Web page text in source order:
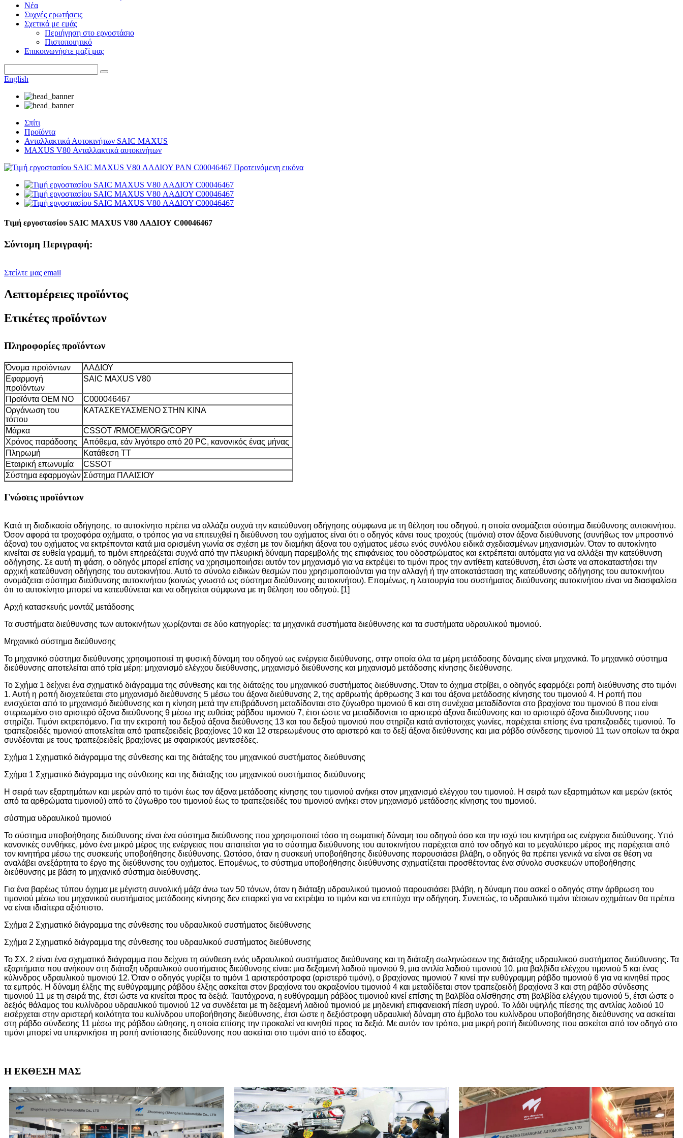
Νέα
Συχνές ερωτήσεις
Σχετικά με εμάς
Περιήγηση στο εργοστάσιο
Πιστοποιητικό
Επικοινωνήστε μαζί μας
English
Σπίτι
Προϊόντα
Ανταλλακτικά Αυτοκινήτων SAIC MAXUS
MAXUS V80 Ανταλλακτικά αυτοκινήτων
Τιμή εργοστασίου SAIC MAXUS V80 ΛΑΔΙΟΥ C00046467
Σύντομη Περιγραφή:
Στείλτε μας email
Λεπτομέρειες προϊόντος
Ετικέτες προϊόντων
Πληροφορίες προϊόντων
Όνομα προϊόντων
ΛΑΔΙΟΥ
Εφαρμογή
προϊόντων
SAIC MAXUS V80
Προϊόντα OEM NO
C000046467
Οργάνωση του
τόπου
ΚΑΤΑΣΚΕΥΑΣΜΕΝΟ ΣΤΗΝ ΚΙΝΑ
Μάρκα
CSSOT /RMOEM/ORG/COPY
Χρόνος παράδοσης
Απόθεμα, εάν λιγότερο από 20 PC, κανονικός ένας μήνας
Πληρωμή
Κατάθεση TT
Εταιρική επωνυμία
CSSOT
Σύστημα εφαρμογών Σύστημα ΠΛΑΙΣΙΟΥ
Γνώσεις προϊόντων
Κατά τη διαδικασία οδήγησης, το αυτοκίνητο πρέπει να αλλάζει συχνά την κατεύθυνση οδήγησης σύμφωνα με τη θέληση του οδηγού, η οποία ονομάζεται σύστημα διεύθυνσης αυτοκινήτου.
Όσον αφορά τα τροχοφόρα οχήματα, ο τρόπος για να επιτευχθεί η διεύθυνση του οχήματος είναι ότι ο οδηγός κάνει τους τροχούς (τιμόνια) στον άξονα διεύθυνσης (συνήθως τον μπροστινό
άξονα) του οχήματος να εκτρέπονται κατά μια ορισμένη γωνία σε σχέση με τον διαμήκη άξονα του οχήματος μέσω ενός συνόλου ειδικά σχεδιασμένων μηχανισμών. Όταν το αυτοκίνητο
κινείται σε ευθεία γραμμή, το τιμόνι επηρεάζεται συχνά από την πλευρική δύναμη παρεμβολής της επιφάνειας του οδοστρώματος και εκτρέπεται αυτόματα για να αλλάξει την κατεύθυνση
οδήγησης. Σε αυτή τη φάση, ο οδηγός μπορεί επίσης να χρησιμοποιήσει αυτόν τον μηχανισμό για να εκτρέψει το τιμόνι προς την αντίθετη κατεύθυνση, έτσι ώστε να αποκαταστήσει την
αρχική κατεύθυνση οδήγησης του αυτοκινήτου. Αυτό το σύνολο ειδικών θεσμών που χρησιμοποιούνται για την αλλαγή ή την αποκατάσταση της κατεύθυνσης οδήγησης του αυτοκινήτου
ονομάζεται σύστημα διεύθυνσης αυτοκινήτου (κοινώς γνωστό ως σύστημα διεύθυνσης αυτοκινήτου). Επομένως, η λειτουργία του συστήματος διεύθυνσης αυτοκινήτου είναι να διασφαλίσει
ότι το αυτοκίνητο μπορεί να κατευθύνεται και να οδηγείται σύμφωνα με τη θέληση του οδηγού. [1]
Αρχή κατασκευής μοντάζ μετάδοσης
Τα συστήματα διεύθυνσης των αυτοκινήτων χωρίζονται σε δύο κατηγορίες: τα μηχανικά συστήματα διεύθυνσης και τα συστήματα υδραυλικού τιμονιού.
Μηχανικό σύστημα διεύθυνσης
Το μηχανικό σύστημα διεύθυνσης χρησιμοποιεί τη φυσική δύναμη του οδηγού ως ενέργεια διεύθυνσης, στην οποία όλα τα μέρη μετάδοσης δύναμης είναι μηχανικά. Το μηχανικό σύστημα
διεύθυνσης αποτελείται από τρία μέρη: μηχανισμό ελέγχου διεύθυνσης, μηχανισμό διεύθυνσης και μηχανισμό μετάδοσης κίνησης διεύθυνσης.
Το Σχήμα 1 δείχνει ένα σχηματικό διάγραμμα της σύνθεσης και της διάταξης του μηχανικού συστήματος διεύθυνσης. Όταν το όχημα στρίβει, ο οδηγός εφαρμόζει ροπή διεύθυνσης στο τιμόνι
1. Αυτή η ροπή διοχετεύεται στο μηχανισμό διεύθυνσης 5 μέσω του άξονα διεύθυνσης 2, της αρθρωτής άρθρωσης 3 και του άξονα μετάδοσης κίνησης του τιμονιού 4. Η ροπή που
ενισχύεται από το μηχανισμό διεύθυνσης και η κίνηση μετά την επιβράδυνση μεταδίδονται στο ζύγωθρο τιμονιού 6 και στη συνέχεια μεταδίδονται στο βραχίονα του τιμονιού 8 που είναι
στερεωμένο στο αριστερό άξονα διεύθυνσης 9 μέσω της ευθείας ράβδου τιμονιού 7, έτσι ώστε να μεταδίδονται το αριστερό άξονα διεύθυνσης και το αριστερό άξονα διεύθυνσης που
στηρίζει. Τιμόνι εκτρεπόμενο. Για την εκτροπή του δεξιού άξονα διεύθυνσης 13 και του δεξιού τιμονιού που στηρίζει κατά αντίστοιχες γωνίες, παρέχεται επίσης ένα τραπεζοειδές τιμονιού. Το
τραπεζοειδές τιμονιού αποτελείται από τραπεζοειδείς βραχίονες 10 και 12 στερεωμένους στο αριστερό και το δεξί άξονα διεύθυνσης και μια ράβδο σύνδεσης τιμονιού 11 των οποίων τα άκρα
συνδέονται με τους τραπεζοειδείς βραχίονες με σφαιρικούς μεντεσέδες.
Σχήμα 1 Σχηματικό διάγραμμα της σύνθεσης και της διάταξης του μηχανικού συστήματος διεύθυνσης
Σχήμα 1 Σχηματικό διάγραμμα της σύνθεσης και της διάταξης του μηχανικού συστήματος διεύθυνσης
Η σειρά των εξαρτημάτων και μερών από το τιμόνι έως τον άξονα μετάδοσης κίνησης του τιμονιού ανήκει στον μηχανισμό ελέγχου του τιμονιού. Η σειρά των εξαρτημάτων και μερών (εκτός
από τα αρθρώματα τιμονιού) από το ζύγωθρο του τιμονιού έως το τραπεζοειδές του τιμονιού ανήκει στον μηχανισμό μετάδοσης κίνησης του τιμονιού.
σύστημα υδραυλικού τιμονιού
Το σύστημα υποβοήθησης διεύθυνσης είναι ένα σύστημα διεύθυνσης που χρησιμοποιεί τόσο τη σωματική δύναμη του οδηγού όσο και την ισχύ του κινητήρα ως ενέργεια διεύθυνσης. Υπό
κανονικές συνθήκες, μόνο ένα μικρό μέρος της ενέργειας που απαιτείται για το σύστημα διεύθυνσης του αυτοκινήτου παρέχεται από τον οδηγό και το μεγαλύτερο μέρος της παρέχεται από
τον κινητήρα μέσω της συσκευής υποβοήθησης διεύθυνσης. Ωστόσο, όταν η συσκευή υποβοήθησης διεύθυνσης παρουσιάσει βλάβη, ο οδηγός θα πρέπει γενικά να είναι σε θέση να
αναλάβει ανεξάρτητα το έργο της διεύθυνσης του οχήματος. Επομένως, το σύστημα υποβοήθησης διεύθυνσης σχηματίζεται προσθέτοντας ένα σύνολο συσκευών υποβοήθησης
διεύθυνσης με βάση το μηχανικό σύστημα διεύθυνσης.
Για ένα βαρέως τύπου όχημα με μέγιστη συνολική μάζα άνω των 50 τόνων, όταν η διάταξη υδραυλικού τιμονιού παρουσιάσει βλάβη, η δύναμη που ασκεί ο οδηγός στην άρθρωση του
τιμονιού μέσω του μηχανικού συστήματος μετάδοσης κίνησης δεν επαρκεί για να εκτρέψει το τιμόνι και να επιτύχει την οδήγηση. Συνεπώς, το υδραυλικό τιμόνι τέτοιων οχημάτων θα πρέπει
να είναι ιδιαίτερα αξιόπιστο.
Σχήμα 2 Σχηματικό διάγραμμα της σύνθεσης του υδραυλικού συστήματος διεύθυνσης
Σχήμα 2 Σχηματικό διάγραμμα της σύνθεσης του υδραυλικού συστήματος διεύθυνσης
Το ΣΧ. 2 είναι ένα σχηματικό διάγραμμα που δείχνει τη σύνθεση ενός υδραυλικού συστήματος διεύθυνσης και τη διάταξη σωληνώσεων της διάταξης υδραυλικού συστήματος διεύθυνσης. Τα
εξαρτήματα που ανήκουν στη διάταξη υδραυλικού συστήματος διεύθυνσης είναι: μια δεξαμενή λαδιού τιμονιού 9, μια αντλία λαδιού τιμονιού 10, μια βαλβίδα ελέγχου τιμονιού 5 και ένας
κύλινδρος υδραυλικού τιμονιού 12. Όταν ο οδηγός γυρίζει το τιμόνι 1 αριστερόστροφα (αριστερό τιμόνι), ο βραχίονας τιμονιού 7 κινεί την ευθύγραμμη ράβδο τιμονιού 6 για να κινηθεί προς
τα εμπρός. Η δύναμη έλξης της ευθύγραμμης ράβδου έλξης ασκείται στον βραχίονα του ακραξονίου τιμονιού 4 και μεταδίδεται στον τραπεζοειδή βραχίονα 3 και στη ράβδο σύνδεσης
τιμονιού 11 με τη σειρά της, έτσι ώστε να κινείται προς τα δεξιά. Ταυτόχρονα, η ευθύγραμμη ράβδος τιμονιού κινεί επίσης τη βαλβίδα ολίσθησης στη βαλβίδα ελέγχου τιμονιού 5, έτσι ώστε ο
δεξιός θάλαμος του κυλίνδρου υδραυλικού τιμονιού 12 να συνδέεται με τη δεξαμενή λαδιού τιμονιού με μηδενική επιφανειακή πίεση υγρού. Το λάδι υψηλής πίεσης της αντλίας λαδιού 10
εισέρχεται στην αριστερή κοιλότητα του κυλίνδρου υποβοήθησης διεύθυνσης, έτσι ώστε η δεξιόστροφη υδραυλική δύναμη στο έμβολο του κυλίνδρου υποβοήθησης διεύθυνσης να ασκείται
στη ράβδο σύνδεσης 11 μέσω της ράβδου ώθησης, η οποία επίσης την προκαλεί να κινηθεί προς τα δεξιά. Με αυτόν τον τρόπο, μια μικρή ροπή διεύθυνσης που ασκείται από τον οδηγό στο
τιμόνι μπορεί να υπερνικήσει τη ροπή αντίστασης διεύθυνσης που ασκείται στο τιμόνι από το έδαφος.
Η ΕΚΘΕΣΗ ΜΑΣ